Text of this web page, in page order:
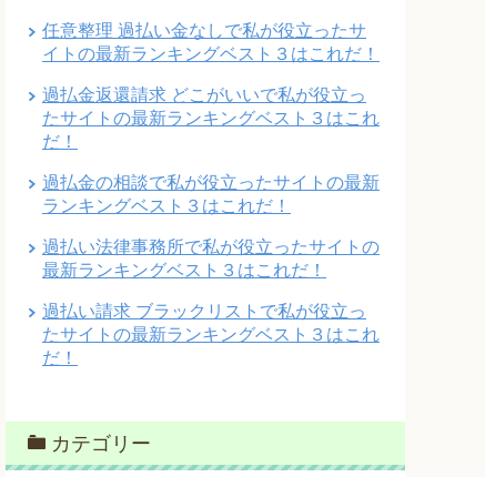
任意整理 過払い金なしで私が役立ったサ
イトの最新ランキングベスト３はこれだ！
過払金返還請求 どこがいいで私が役立っ
たサイトの最新ランキングベスト３はこれ
だ！
過払金の相談で私が役立ったサイトの最新
ランキングベスト３はこれだ！
過払い法律事務所で私が役立ったサイトの
最新ランキングベスト３はこれだ！
過払い請求 ブラックリストで私が役立っ
たサイトの最新ランキングベスト３はこれ
だ！
カテゴリー